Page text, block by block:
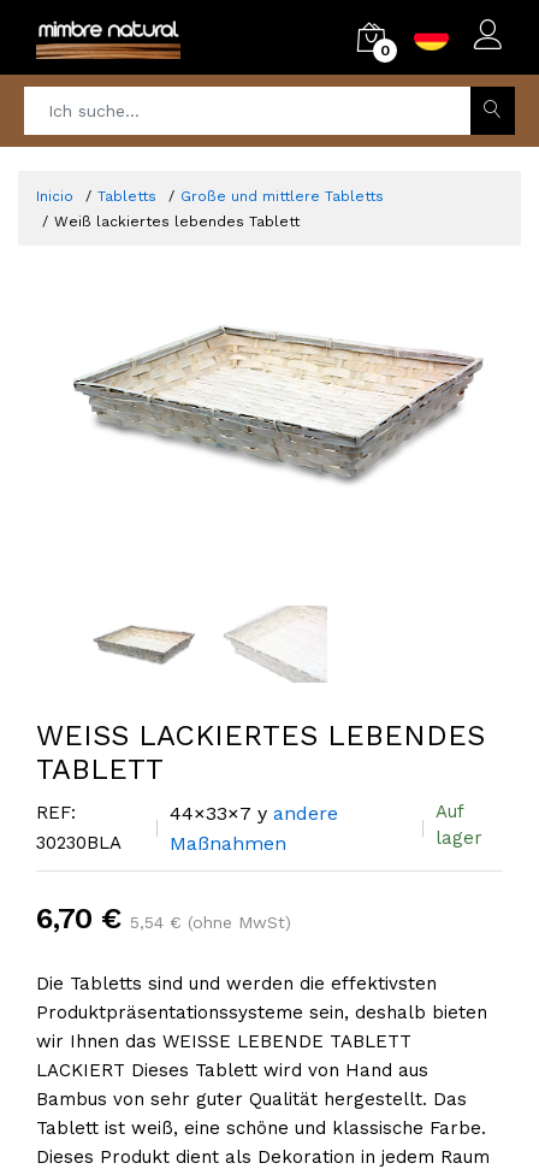
0
Inicio Tabletts
Große und mittlere Tabletts
Weiß lackiertes lebendes Tablett
WEISS LACKIERTES LEBENDES
TABLETT
REF:
30230BLA
44×33×7 y andere
Maßnahmen
Auf
lager
6,70 € 5,54 € (ohne MwSt)
Die Tabletts sind und werden die effektivsten
Produktpräsentationssysteme sein, deshalb bieten
wir Ihnen das WEISSE LEBENDE TABLETT
LACKIERT Dieses Tablett wird von Hand aus
Bambus von sehr guter Qualität hergestellt. Das
Tablett ist weiß, eine schöne und klassische Farbe.
Dieses Produkt dient als Dekoration in jedem Raum